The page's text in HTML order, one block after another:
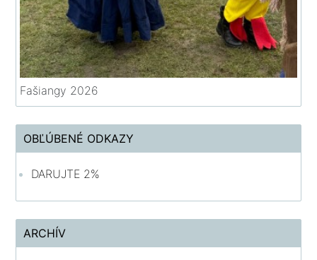
Fašiangy 2026
OBĽÚBENÉ ODKAZY
DARUJTE 2%
ARCHÍV